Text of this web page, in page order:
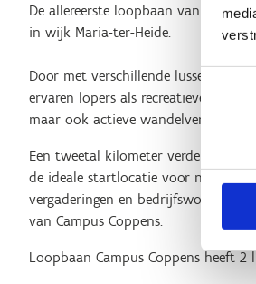
De allereerste loopbaan van
in wijk Maria-ter-Heide.
Door met verschillende lussen te
ervaren lopers als recreatieve
maar ook actieve
Een tweetal kilometer verderop, bij
de ideale startlocatie voor nog een
vergaderingen en bedrijfsworkshops
van Campus Coppens.
Loopbaan Campus Coppens heeft 2